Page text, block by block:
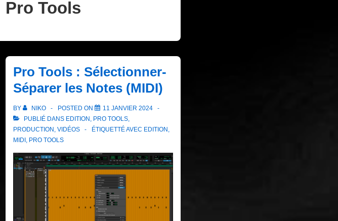
Pro Tools
Pro Tools : Sélectionner-
Séparer les Notes (MIDI)
BY NIKO POSTED ON
11 JANVIER 2024
PUBLIÉ DANS EDITION , PRO TOOLS,
PRODUCTION , VIDÉOS ÉTIQUETTÉ AVEC EDITION ,
MIDI , PRO TOOLS